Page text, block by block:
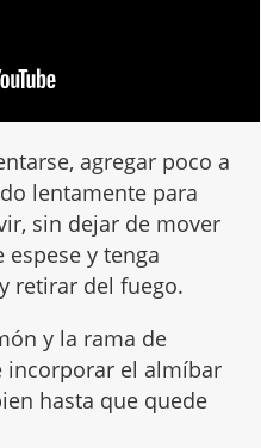
agregar poco a
lentamente para
sin dejar de mover
espese y tenga
retirar del fuego.
y la rama de
incorporar el almíbar
hasta que quede